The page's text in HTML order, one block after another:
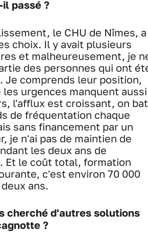
passé ?
le CHU de Nîmes, a
choix. Il y avait plusieurs
et malheureusement, je
des personnes qui ont
Je comprends leur position,
les urgences manquent aussi
l'afflux est croissant, on bat
de fréquentation chaque
sans financement par un
je n'ai pas de maintien de
les deux ans de
Et le coût total, formation
c'est environ 70 000
ans.
cherché d'autres solutions
?